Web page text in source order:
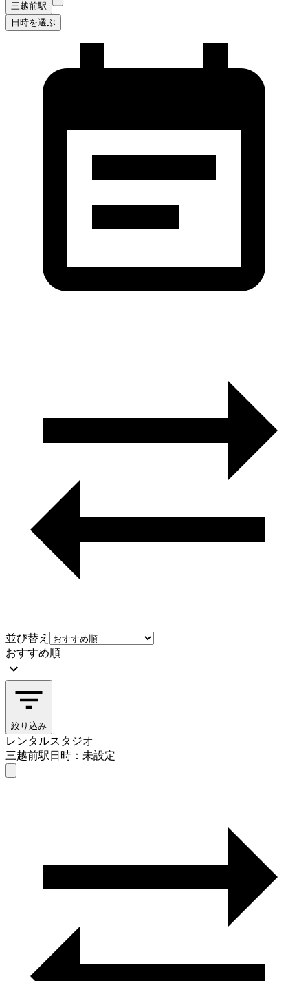
三越前駅
日時を選ぶ
並び替え
おすすめ順
絞り込み
レンタルスタジオ
三越前駅日時：未設定